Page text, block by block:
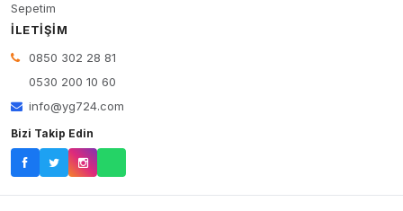
Sepetim
İLETIŞIM
0850 302 28 81
0530 200 10 60
info@yg724.com
Bizi Takip Edin